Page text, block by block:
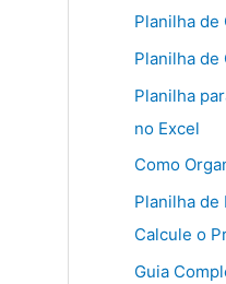
Planilha de
Planilha
Planilha
no Excel
Como
Planilha de
Calcule o
Guia